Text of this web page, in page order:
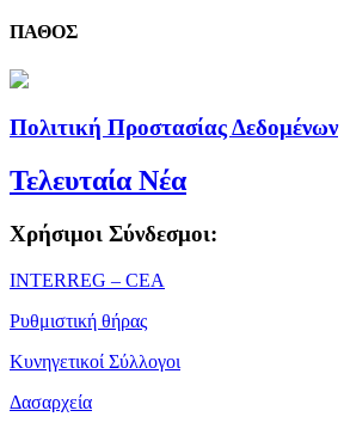
ΠΑΘΟΣ
Πολιτική Προστασίας Δεδομένων
Τελευταία Νέα
Χρήσιμοι Σύνδεσμοι:
ΙΝΤΕRREG – CEA
Ρυθμιστική θήρας
Κυνηγετικοί Σύλλογοι
Δασαρχεία